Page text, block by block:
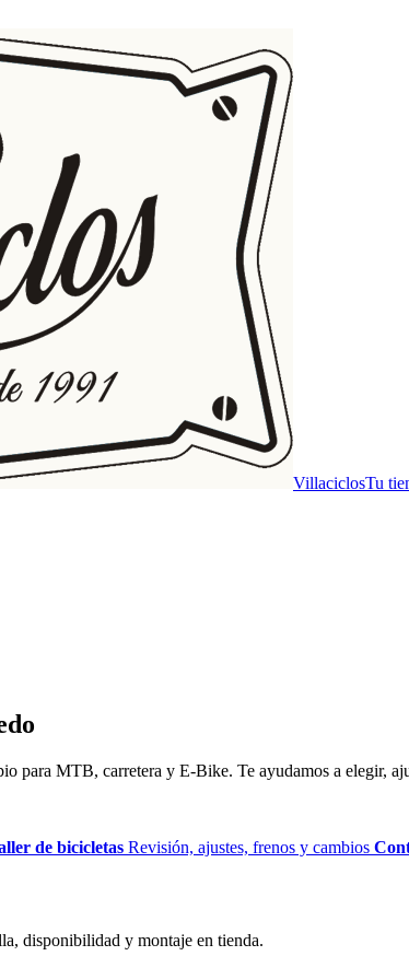
VillaciclosTu
para MTB, carretera y E-Bike. Te ayudamos a elegir,
de bicicletas Revisión, ajustes, frenos y cambios
disponibilidad y montaje en tienda.